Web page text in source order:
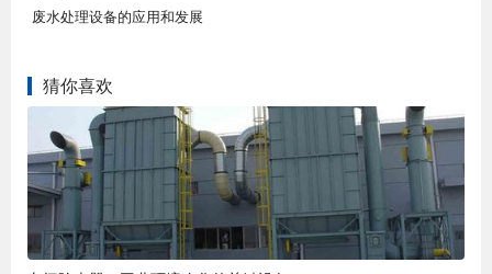
废水处理设备的应用和发展
猜你喜欢